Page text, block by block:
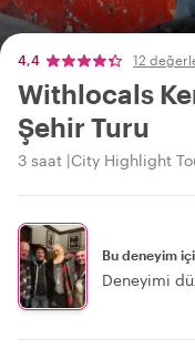
4,4 12
Withlocals
Şehir Turu
3 saat City Highlight
Bu deneyim
Deneyimi